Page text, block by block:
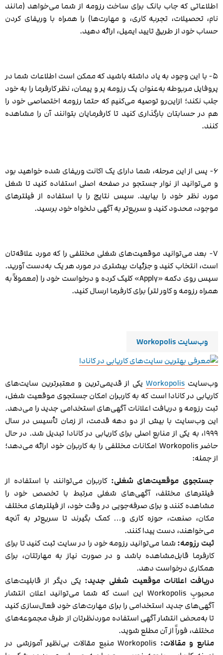
اطلاعاتی که جاب بانک برای ساخت رزومه از شما می‌خواهد (مانند
نام، تحصیلات، تجربه کاری، و مهارت‌ها) را همراه با وریفای کردن
حساب خود از طریق تایید ایمیل، ارائه دهید.
۵- با این وجود به یاد داشته باشید که ممکن است اطلاعات شما در
پروفایل مربوطه به‌عنوان یک رزومه پر و پیمان، نظر کارفرما را به خود
جلب نکند؛ ازاین‌رو توصیه می‌کنیم که حتما رزومه اختصاصی خود را
هم در حسابتان بارگذاری کنید تا کارفرمایان بتوانند آن را مشاهده
کنند.
۶- پس از این مرحله، شما دارای یک اکانت وریفای شده خواهید بود
و می‌توانید از نوار جستجو در صفحه اصلی استفاده کنید تا شغل
مورد نظر خود را بیابید. سپس نتایج را با استفاده از فیلترهای
موجود، محدود کنید و سریع‌تر به آگهی دلخواه خود برسید.
۷- بعد می‌توانید موقعیت‌های شغلی مختلفی را که مورد علاقه‌تان
است، انتخاب کنید و جزئیات بیشتری در مورد هر یک به‌دست آورید.
سپس روی دکمه «Apply» کلیک کرده و درخواست خود را (معمولاً به
همراه رزومه و کاور لتر) برای کارفرما ارسال کنید.
وب‌سایت Workopolis
وب‌سایت Workopolis یکی از قدیمی‌ترین و معتبرترین سایت‌های
کاریابی در کانادا است که به کاربران امکان جستجوی موقعیت شغل،
ثبت رزومه و دریافت اعلانات آگهی‌های استخدامی جدید را می‌دهد.
این وب‌سایت با بیش از دو دهه قدمت، از زمان تأسیس در سال
۱۹۹۹، به یکی از منابع اصلی برای کاریابی در کانادا تبدیل شد. در حال
حاضر Workopolis امکانات مختلفی را به کاربران خود ارائه می‌دهد؛
از جمله:
جستجوی موقعیت‌های شغلی: کاربران می‌توانند با استفاده از
فیلترهای مختلف، آگهی‌های شغلی مرتبط با تخصص خود را
مشاهده کنند و برای صرفه‌جویی در وقت خود، از فیلترهای مختلف
مکان، صنعت، حوزه کاری و… کمک بگیرند تا سریع‌تر به آنچه
می‌خواهند، دست پیدا کنند.
ثبت رزومه: شما می‌توانید رزومه خود را در سایت ثبت کنید تا برای
کارفرما قابل‌مشاهده باشد و در صورت نیاز به مهارتتان، برای
همکاری درخواست دهد.
دریافت اعلانات موقعیت شغلی جدید: یکی دیگر از قابلیت‌های
محبوبِ Workopolis این است که شما می‌توانید اعلان انتشار
آگهی‌های جدید استخدامی را برای مهارت‌های خود فعال‌سازی کنید
تا به‌محض انتشار آگهی استفاده موردنظرتان از طرف مجموعه‌های
مختلف، فوراً از آن مطلع شوید.
منابع و مقالات:
Workopolis منبع مقالات بی‌نظیر آموزشی در